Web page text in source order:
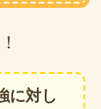
に対し